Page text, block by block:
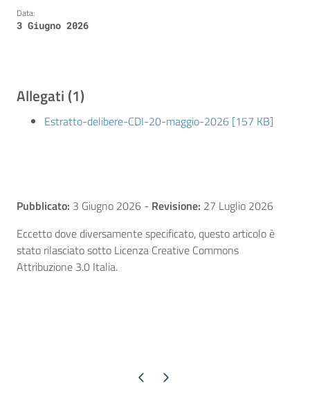
Data:
3 Giugno 2026
Allegati (1)
Estratto-delibere-CDI-20-maggio-2026 [157 KB]
Pubblicato: 3 Giugno 2026 - Revisione: 27 Luglio 2026
Eccetto dove diversamente specificato, questo articolo è
stato rilasciato sotto Licenza Creative Commons
Attribuzione 3.0 Italia.
Pagina precedente
Pagina successiva